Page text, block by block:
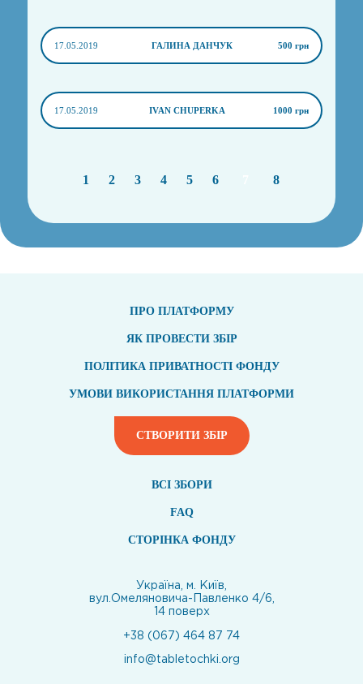
17.05.2019 ГАЛИНА ДАНЧУК 500 грн
17.05.2019 IVAN CHUPERKA 1000 грн
1 2 3 4 5 6 8
ПРО ПЛАТФОРМУ
ЯК ПРОВЕСТИ ЗБІР
ПОЛІТИКА ПРИВАТНОСТІ ФОНДУ
УМОВИ ВИКОРИСТАННЯ ПЛАТФОРМИ
СТВОРИТИ ЗБІР
ВСI ЗБОРИ
FAQ
СТОРІНКА ФОНДУ
Україна, м. Київ,
вул.Омеляновича-Павленко 4/6,
14 поверх
+38 (067) 464 87 74
info@tabletochki.org